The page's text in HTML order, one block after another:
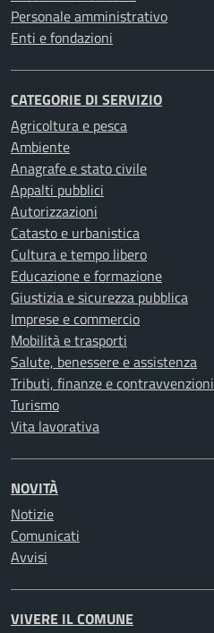
Personale amministrativo
Enti e fondazioni
CATEGORIE DI SERVIZIO
Agricoltura e pesca
Ambiente
Anagrafe e stato civile
Appalti pubblici
Autorizzazioni
Catasto e urbanistica
Cultura e tempo libero
Educazione e formazione
Giustizia e sicurezza pubblica
Imprese e commercio
Mobilità e trasporti
Salute, benessere e assistenza
Tributi, finanze e contravvenzioni
Turismo
Vita lavorativa
NOVITÀ
Notizie
Comunicati
Avvisi
VIVERE IL COMUNE